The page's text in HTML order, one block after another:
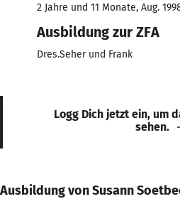
2 Jahre und 11 Monate, Aug.
Ausbildung zur ZFA
Dres.Seher und Frank
Logg Dich jetzt ein, um
sehen.
Ausbildung von Susann